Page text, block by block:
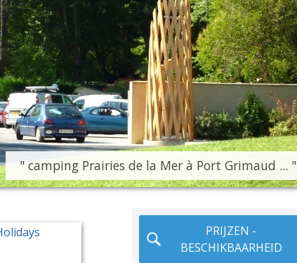
" camping Prairies de la Mer à Port Grimaud ... "
PRIJZEN -
BESCHIKBAARHEID